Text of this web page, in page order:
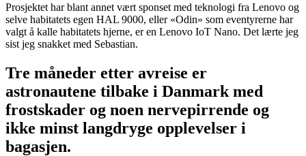
Prosjektet har blant annet vært sponset med teknologi fra Lenovo og
selve habitatets egen HAL 9000, eller «Odin» som eventyrerne har
valgt å kalle habitatets hjerne, er en Lenovo IoT Nano. Det lærte jeg
sist jeg snakket med Sebastian.
Tre måneder etter avreise er
astronautene tilbake i Danmark med
frostskader og noen nervepirrende og
ikke minst langdryge opplevelser i
bagasjen.